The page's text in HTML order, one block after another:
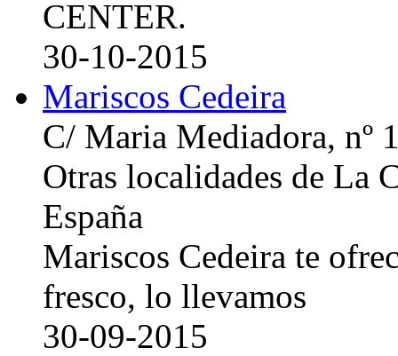
CENTER.
30-10-2015
Mariscos Cedeira
C/ Maria Mediadora, nº
Otras localidades de La
España
Mariscos Cedeira te
fresco, lo llevamos
30-09-2015